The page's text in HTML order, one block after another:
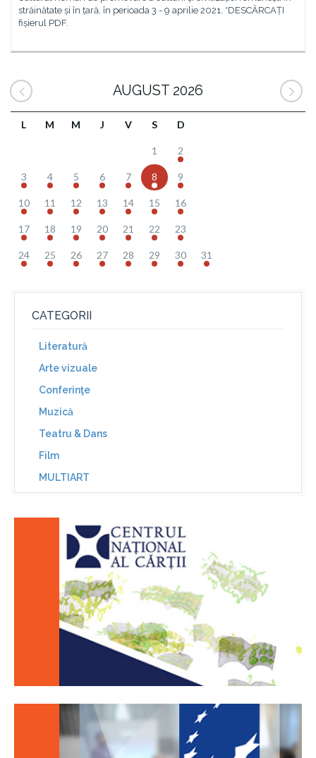
străinătate și în țară, în perioada 3 - 9 aprilie 2021. *DESCĂRCAȚI
fișierul PDF.
AUGUST 2026
L M M J V S D
1 2
3 4 5 6 7 8 9
10 11 12 13 14 15 16
17 18 19 20 21 22 23
24 25 26 27 28 29 30 31
CATEGORII
Literatură
Arte vizuale
Conferinţe
Muzică
Teatru & Dans
Film
MULTIART